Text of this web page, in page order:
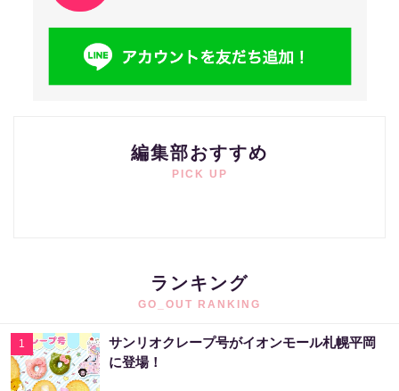
編集部おすすめ
PICK UP
ランキング
GO_OUT RANKING
1
サンリオクレープ号がイオンモール札幌平岡
に登場！